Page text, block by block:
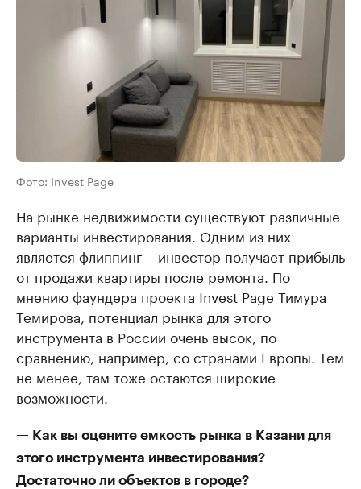
Фото: Invest Page
На рынке недвижимости существуют различные
варианты инвестирования. Одним из них
является флиппинг – инвестор получает прибыль
от продажи квартиры после ремонта. По
мнению фаундера проекта Invest Page Тимура
Темирова, потенциал рынка для этого
инструмента в России очень высок, по
сравнению, например, со странами Европы. Тем
не менее, там тоже остаются широкие
возможности.
— Как вы оцените емкость рынка в Казани для
этого инструмента инвестирования?
Достаточно ли объектов в городе?